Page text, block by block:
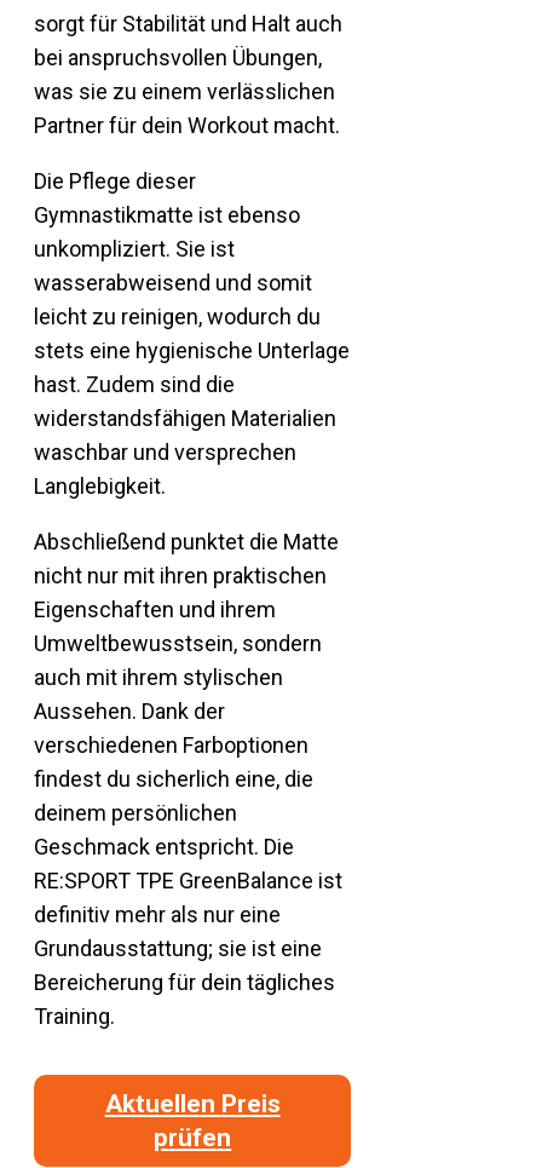
sorgt für Stabilität und Halt auch
bei anspruchsvollen Übungen,
was sie zu einem verlässlichen
Partner für dein Workout macht.
Die Pflege dieser
Gymnastikmatte ist ebenso
unkompliziert. Sie ist
wasserabweisend und somit
leicht zu reinigen, wodurch du
stets eine hygienische Unterlage
hast. Zudem sind die
widerstandsfähigen Materialien
waschbar und versprechen
Langlebigkeit.
Abschließend punktet die Matte
nicht nur mit ihren praktischen
Eigenschaften und ihrem
Umweltbewusstsein, sondern
auch mit ihrem stylischen
Aussehen. Dank der
verschiedenen Farboptionen
findest du sicherlich eine, die
deinem persönlichen
Geschmack entspricht. Die
RE:SPORT TPE GreenBalance ist
definitiv mehr als nur eine
Grundausstattung; sie ist eine
Bereicherung für dein tägliches
Training.
Aktuellen Preis
prüfen